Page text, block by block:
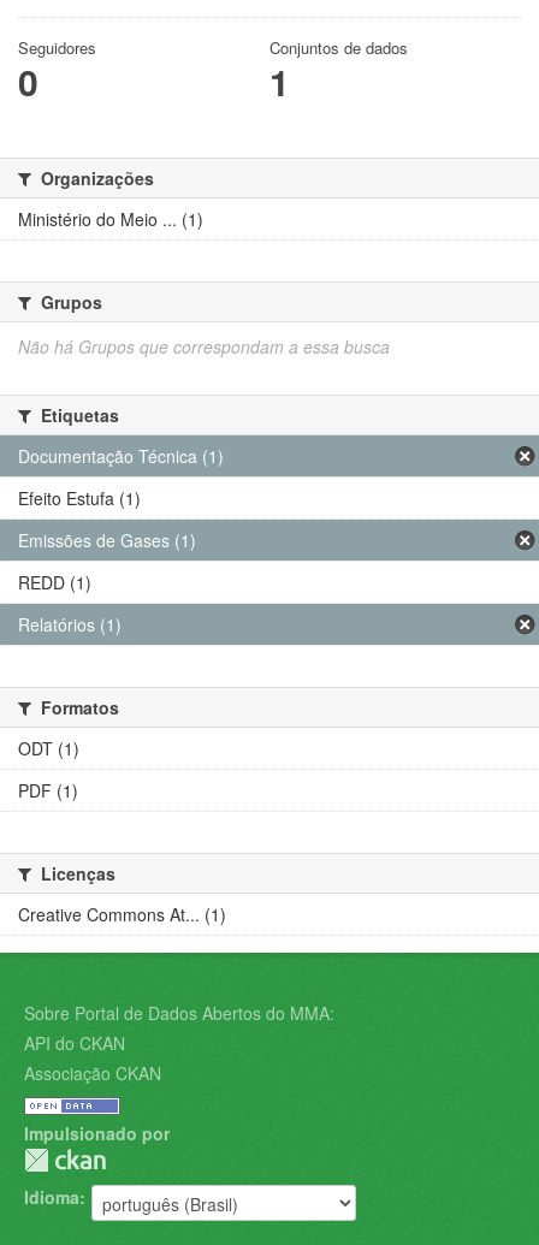
Seguidores
0
Conjuntos de dados
1
Organizações
Ministério do Meio ... (1)
Grupos
Não há Grupos que correspondam a essa busca
Etiquetas
Documentação Técnica (1)
Efeito Estufa (1)
Emissões de Gases (1)
REDD (1)
Relatórios (1)
Formatos
ODT (1)
PDF (1)
Licenças
Creative Commons At... (1)
Sobre Portal de Dados Abertos do MMA:
API do CKAN
Associação CKAN
Impulsionado por
Idioma